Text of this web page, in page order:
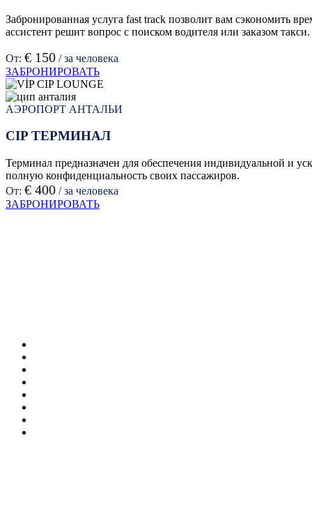
Забронированная услуга fast track позволит вам сэкономить
ассистент решит вопрос с поиском водителя или заказом
От: € 150 / за человека
ЗАБРОНИРОВАТЬ
АЭРОПОРТ АНТАЛЬИ
CIP ТЕРМИНАЛ
Терминал предназначен для обеспечения индивидуальной и
полную конфиденциальность своих пассажиров.
От: € 400 / за человека
ЗАБРОНИРОВАТЬ